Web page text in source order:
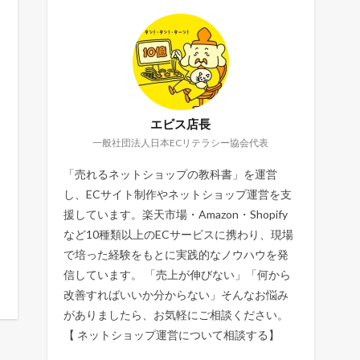
エビス店長
一般社団法人日本ECリテラシー協会代表
「売れるネットショップの教科書」を運営
し、ECサイト制作やネットショップ運営を支
援しています。楽天市場・Amazon・Shopify
など10種類以上のECサービスに携わり、現場
で培った経験をもとに実践的なノウハウを発
信しています。 「売上が伸びない」「何から
改善すればいいか分からない」そんなお悩み
がありましたら、お気軽にご相談ください。
【 ネットショップ運営について相談する 】